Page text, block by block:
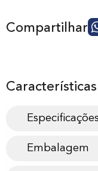
Compartilhar
Especificações
Embalagem